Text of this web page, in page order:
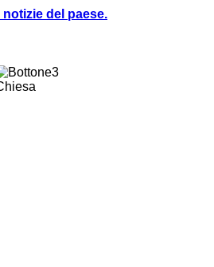
notizie del paese.